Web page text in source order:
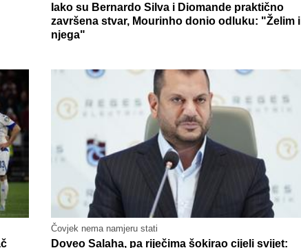
Iako su Bernardo Silva i Diomande praktično
završena stvar, Mourinho donio odluku: "Želim i
njega"
Čovjek nema namjeru stati
Doveo Salaha, pa riječima šokirao cijeli svijet: